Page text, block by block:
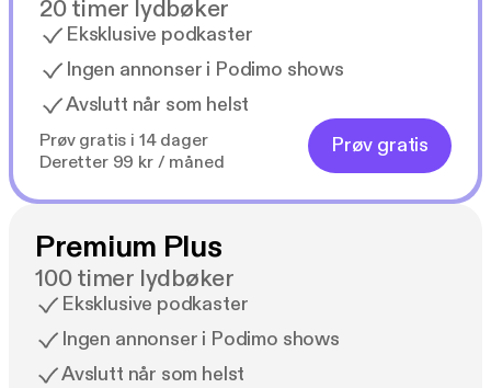
20 timer lydbøker
Eksklusive podkaster
Ingen annonser i Podimo shows
Avslutt når som helst
Prøv gratis i 14 dager
Deretter 99 kr / måned
Prøv gratis
Premium Plus
100 timer lydbøker
Eksklusive podkaster
Ingen annonser i Podimo shows
Avslutt når som helst